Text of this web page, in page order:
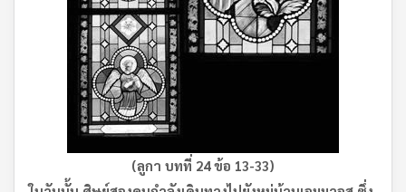
(ลูกา บทที่ 24ข้อ 13-33)